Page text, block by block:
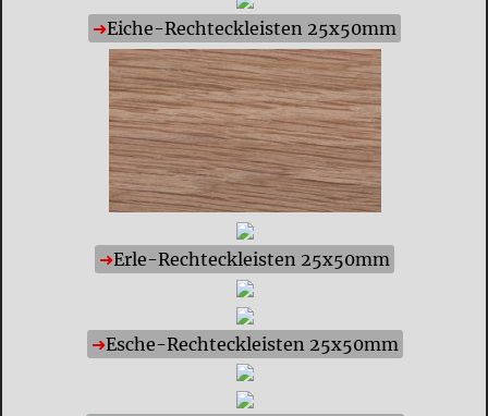
Eiche-Rechteckleisten 25x50mm
Erle-Rechteckleisten 25x50mm
Esche-Rechteckleisten 25x50mm